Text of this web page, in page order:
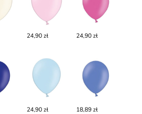
24,90 zł 24,90 zł
24,90 zł 18,89 zł